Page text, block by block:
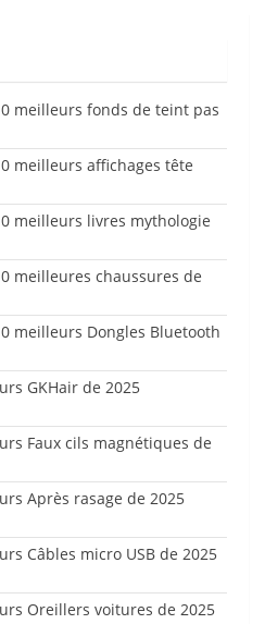
meilleurs fonds de teint pas
meilleurs affichages tête
meilleurs livres mythologie
meilleures chaussures de
meilleurs Dongles Bluetooth
GKHair de 2025
Faux cils magnétiques de
Après rasage de 2025
Câbles micro USB de 2025
Oreillers voitures de 2025